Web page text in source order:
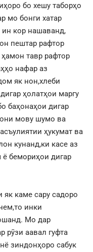
бо хешу таборҳо
мо бонги хатар
кор нашаванд,
пештар рафтор
тавр рафтор
нафар аз
як нон,хлеби
ҳолатҳои маргу
баҳонаҳои дигар
мову шумо ва
ҳукумат ва
кунанд,ки касе аз
бемориҳои дигар
каме сару садоро
инки
Мо дар
рӯзи аавал гуфта
зиндонҳоро сабук